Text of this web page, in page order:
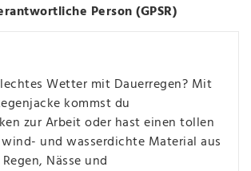
Person (GPSR)
Wetter mit Dauerregen? Mit
kommst du
zur Arbeit oder hast einen tollen
und wasserdichte Material aus
Nässe und